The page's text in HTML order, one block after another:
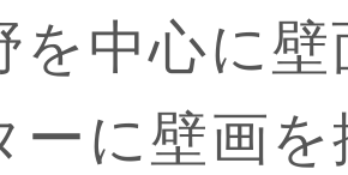
を中心に
ーに壁画